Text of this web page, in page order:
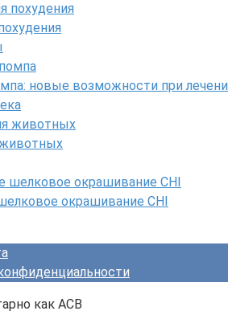
новые возможности при
окрашивание CHI
как ACB